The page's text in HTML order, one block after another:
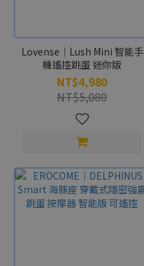
Lovense｜Lush Mini 智能手
機遙控跳蛋 迷你版
NT$4,980
NT$5,080